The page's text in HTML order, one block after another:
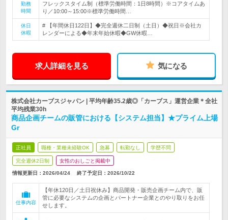
勤務
時間
フレックスタイム制（標準労働時間：1日8時間）※コアタイムあ
り／10:00～15:00※標準労働時間…
休日
休暇
# 【年間休日122日】◆完全週休二日制（土日）◆祝日※会社カ
レンダーによる◆年末年始休暇◆GW休暇…
求人詳細を見る 気になる
株式会社カーブスジャパン | 平均年齢35.2歳◎「カーブス」運営企業＊全社
平均残業30h
商品企画チームの販管における【システム担当】★プライム上場
Gr
正社員 職種・業種未経験OK 急募 転勤なし 学歴不問
完全週休2日制 女性のおしごと掲載中
情報更新日：2026/04/24 終了予定日： 2026/10/22
仕事内容
【年休120日／土日祝休み】商品開発・販売企画チーム内で、販
管に必要なシステムの企画とパートナー企業とのやり取りをお任
せします。